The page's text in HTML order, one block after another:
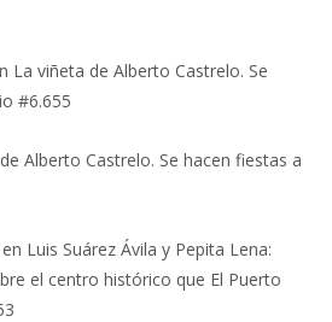
La viñeta de Alberto Castrelo. Se
#6.655
Alberto Castrelo. Se hacen fiestas a
en Luis Suárez Ávila y Pepita Lena:
el centro histórico que El Puerto